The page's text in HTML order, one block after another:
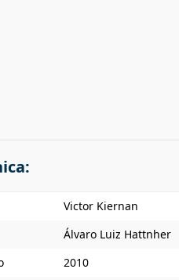
Victor Kiernan
Álvaro Luiz Hattnher
2010